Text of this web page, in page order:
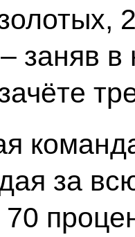
заняв
за